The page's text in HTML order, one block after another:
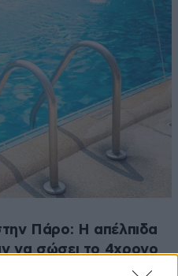
Πάρο: Η απέλπιδα
να σώσει το 4χρονο